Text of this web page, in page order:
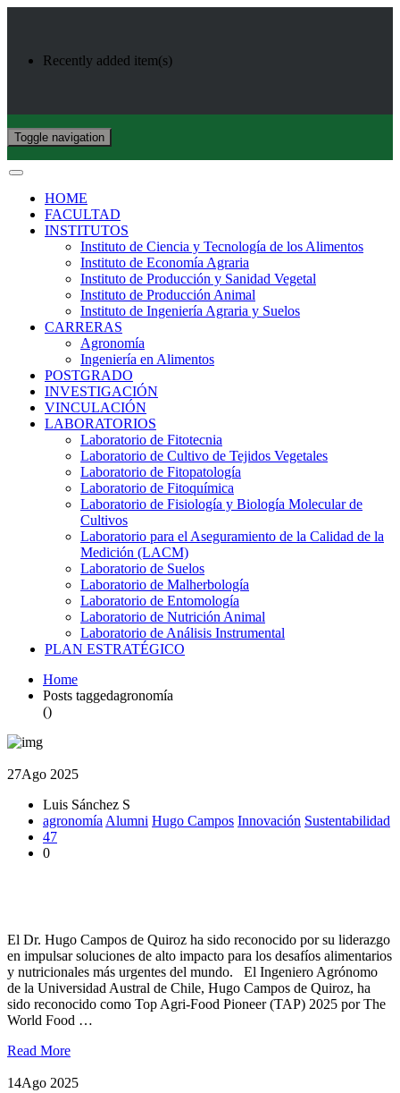
Recently added item(s)
Toggle navigation
HOME
FACULTAD
INSTITUTOS
Instituto de Ciencia y Tecnología de los Alimentos
Instituto de Economía Agraria
Instituto de Producción y Sanidad Vegetal
Instituto de Producción Animal
Instituto de Ingeniería Agraria y Suelos
CARRERAS
Agronomía
Ingeniería en Alimentos
POSTGRADO
INVESTIGACIÓN
VINCULACIÓN
LABORATORIOS
Laboratorio de Fitotecnia
Laboratorio de Cultivo de Tejidos Vegetales
Laboratorio de Fitopatología
Laboratorio de Fitoquímica
Laboratorio de Fisiología y Biología Molecular de
Cultivos
Laboratorio para el Aseguramiento de la Calidad de la
Medición (LACM)
Laboratorio de Suelos
Laboratorio de Malherbología
Laboratorio de Entomología
Laboratorio de Nutrición Animal
Laboratorio de Análisis Instrumental
PLAN ESTRATÉGICO
Home
Posts taggedagronomía
()
27Ago 2025
Luis Sánchez S
agronomía Alumni Hugo Campos Innovación Sustentabilidad
47
0
El Dr. Hugo Campos de Quiroz ha sido reconocido por su liderazgo
en impulsar soluciones de alto impacto para los desafíos alimentarios
y nutricionales más urgentes del mundo. El Ingeniero Agrónomo
de la Universidad Austral de Chile, Hugo Campos de Quiroz, ha
sido reconocido como Top Agri-Food Pioneer (TAP) 2025 por The
World Food …
Read More
14Ago 2025